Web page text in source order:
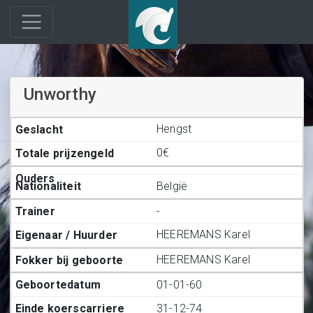
Unworthy
Hengst
0€
België
-
HEEREMANS Karel
HEEREMANS Karel
01-01-60
31-12-74